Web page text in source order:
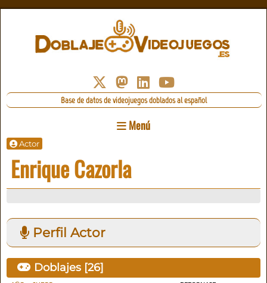
Base de datos de videojuegos doblados al español
Menú
Actor
Enrique Cazorla
Perfil Actor
Doblajes [26]